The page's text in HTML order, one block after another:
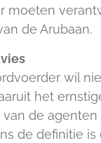
moeten
de Arubaan.
wil
het
de
de definitie is